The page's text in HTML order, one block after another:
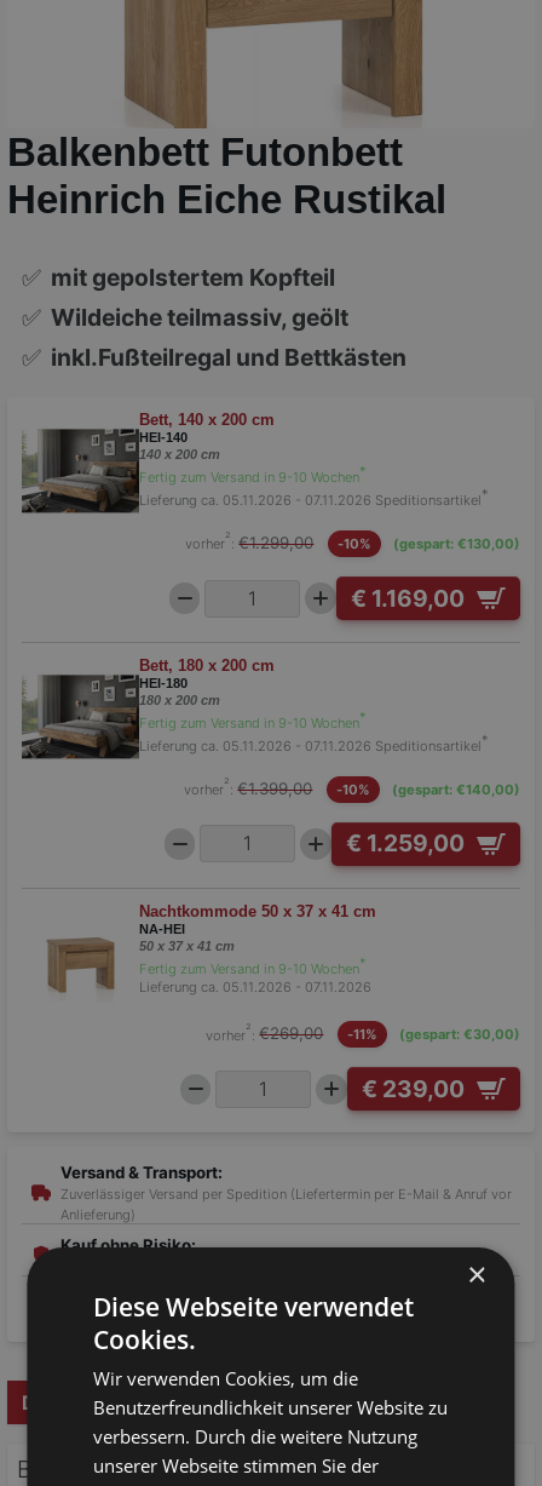
Balkenbett Futonbett
Heinrich Eiche Rustikal
✅ mit gepolstertem Kopfteil
✅ Wildeiche teilmassiv, geölt
✅ inkl.Fußteilregal und Bettkästen
Bett, 140 x 200 cm
HEI-140
140 x 200 cm
Fertig zum Versand in 9-10 Wochen*
Lieferung ca. 05.11.2026 - 07.11.2026 Speditionsartikel*
vorher²:€1.299,00 -10% (gespart: €130,00)
€ 1.169,00
Bett, 180 x 200 cm
HEI-180
180 x 200 cm
Fertig zum Versand in 9-10 Wochen*
Lieferung ca. 05.11.2026 - 07.11.2026 Speditionsartikel*
vorher²:€1.399,00 -10% (gespart: €140,00)
€ 1.259,00
Nachtkommode 50 x 37 x 41 cm
NA-HEI
50 x 37 x 41 cm
Fertig zum Versand in 9-10 Wochen*
Lieferung ca. 05.11.2026 - 07.11.2026
vorher²:€269,00 -11% (gespart: €30,00)
€ 239,00
Versand & Transport:
Zuverlässiger Versand per Spedition (Liefertermin per E-Mail & Anruf vor
Anlieferung)
Kauf ohne Risiko:
Flexible Zahlarten:
Klarna Ratenkauf / Rechnung, PayPal Express & Amazon Pay
Details Produkt-/Sicherheitshinweise
Balkenbett Futonbett Heinrich Eiche Rustikal
×
Diese Webseite verwendet
Cookies.
Wir verwenden Cookies, um die
Benutzerfreundlichkeit unserer Website zu
verbessern. Durch die weitere Nutzung
unserer Webseite stimmen Sie der